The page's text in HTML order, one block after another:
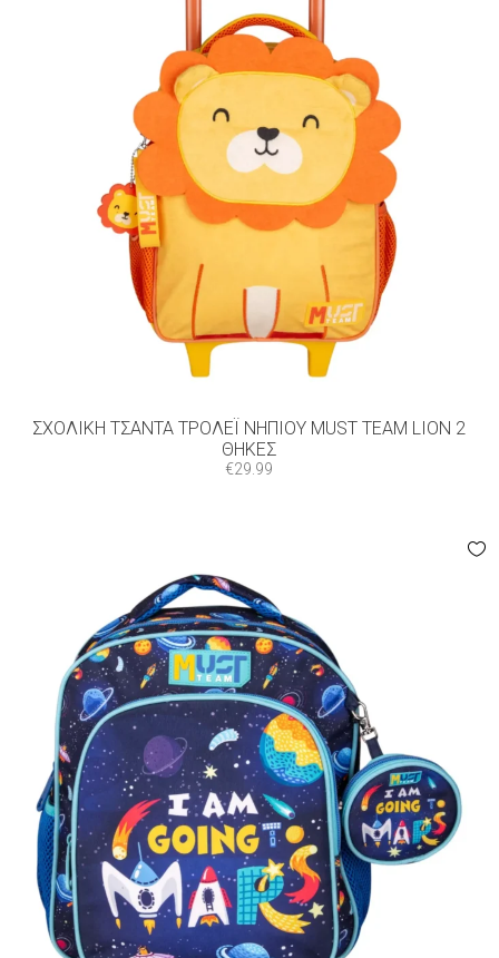
ΣΧΟΛΙΚΉ ΤΣΆΝΤΑ ΤΡΌΛΕΪ ΝΗΠΊΟΥ MUST TEAM LION 2
ΘΉΚΕΣ
€29.99